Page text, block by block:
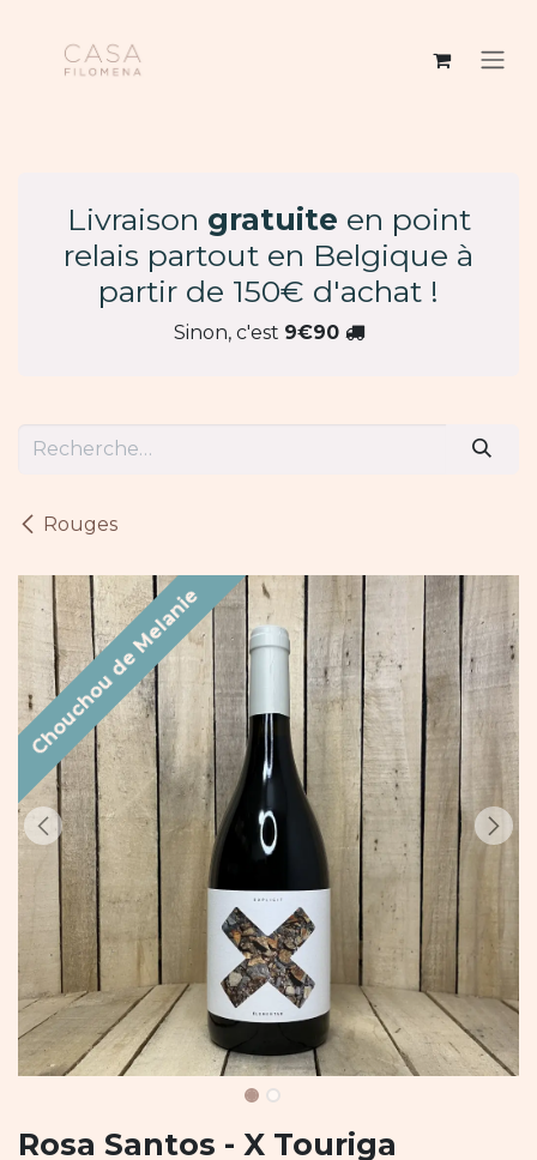
Livraison gratuite en point
relais partout en Belgique à
partir de 150€ d'achat !
Sinon, c'est 9€90
Rouges
Chouchou de Melanie
Rosa Santos - X Touriga